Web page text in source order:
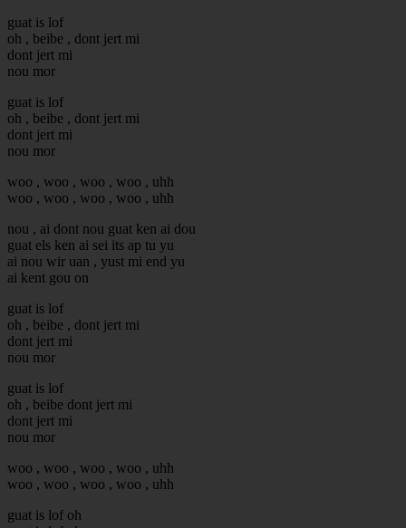
guat is lof
oh , beibe , dont jert mi
dont jert mi
nou mor
guat is lof
oh , beibe , dont jert mi
dont jert mi
nou mor
woo , woo , woo , woo , uhh
woo , woo , woo , woo , uhh
nou , ai dont nou guat ken ai dou
guat els ken ai sei its ap tu yu
ai nou wir uan , yust mi end yu
ai kent gou on
guat is lof
oh , beibe , dont jert mi
dont jert mi
nou mor
guat is lof
oh , beibe dont jert mi
dont jert mi
nou mor
woo , woo , woo , woo , uhh
woo , woo , woo , woo , uhh
guat is lof oh